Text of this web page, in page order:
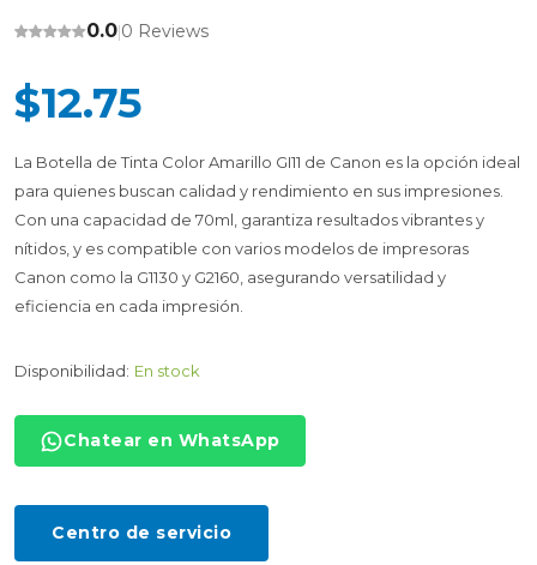
0.0|0 Reviews
$12.75
La Botella de Tinta Color Amarillo GI11 de Canon es la opción ideal
para quienes buscan calidad y rendimiento en sus impresiones.
Con una capacidad de 70ml, garantiza resultados vibrantes y
nítidos, y es compatible con varios modelos de impresoras
Canon como la G1130 y G2160, asegurando versatilidad y
eficiencia en cada impresión.
Disponibilidad: En stock
Chatear en WhatsApp
Centro de servicio